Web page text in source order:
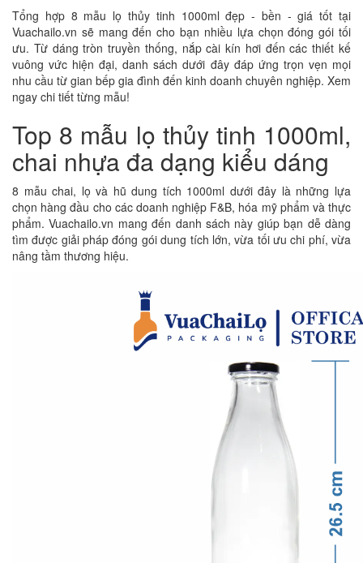
Tổng hợp 8 mẫu lọ thủy tinh 1000ml đẹp - bền - giá tốt tại
Vuachailo.vn sẽ mang đến cho bạn nhiều lựa chọn đóng gói tối
ưu. Từ dáng tròn truyền thống, nắp cài kín hơi đến các thiết kế
vuông vức hiện đại, danh sách dưới đây đáp ứng trọn vẹn mọi
nhu cầu từ gian bếp gia đình đến kinh doanh chuyên nghiệp. Xem
ngay chi tiết từng mẫu!
Top 8 mẫu lọ thủy tinh 1000ml,
chai nhựa đa dạng kiểu dáng
8 mẫu chai, lọ và hũ dung tích 1000ml dưới đây là những lựa
chọn hàng đầu cho các doanh nghiệp F&B, hóa mỹ phẩm và thực
phẩm. Vuachailo.vn mang đến danh sách này giúp bạn dễ dàng
tìm được giải pháp đóng gói dung tích lớn, vừa tối ưu chi phí, vừa
nâng tầm thương hiệu.